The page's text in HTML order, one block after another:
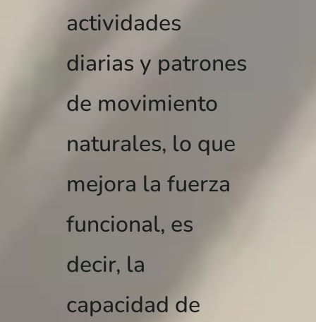
actividades
diarias y patrones
de movimiento
naturales, lo que
mejora la fuerza
funcional, es
decir, la
capacidad de